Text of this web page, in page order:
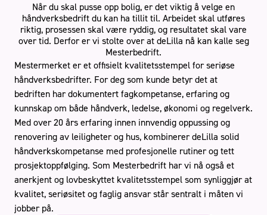
Stue
Book gratis befaring
Håndverkertjenester
Referanser
Tips og råd
Kontakt oss Om oss
Når du skal pusse opp bolig, er det viktig å velge en
håndverksbedrift du kan ha tillit til. Arbeidet skal utføres
riktig, prosessen skal være ryddig, og resultatet skal vare
over tid. Derfor er vi stolte over at deLilla nå kan kalle seg
Mesterbedrift.
Mestermerket er et offisielt kvalitetsstempel for seriøse
håndverksbedrifter. For deg som kunde betyr det at
bedriften har dokumentert fagkompetanse, erfaring og
kunnskap om både håndverk, ledelse, økonomi og regelverk.
Med over 20 års erfaring innen innvendig oppussing og
renovering av leiligheter og hus, kombinerer deLilla solid
håndverkskompetanse med profesjonelle rutiner og tett
prosjektoppfølging. Som Mesterbedrift har vi nå også et
anerkjent og lovbeskyttet kvalitetsstempel som synliggjør at
kvalitet, seriøsitet og faglig ansvar står sentralt i måten vi
jobber på.